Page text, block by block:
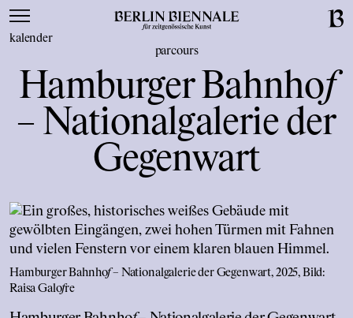
kalender
parcours
Hamburger Bahnhof
– Nationalgalerie der
Gegenwart
Hamburger Bahnhof– Nationalgalerie der Gegenwart, 2025, Bild:
Raisa Galofre